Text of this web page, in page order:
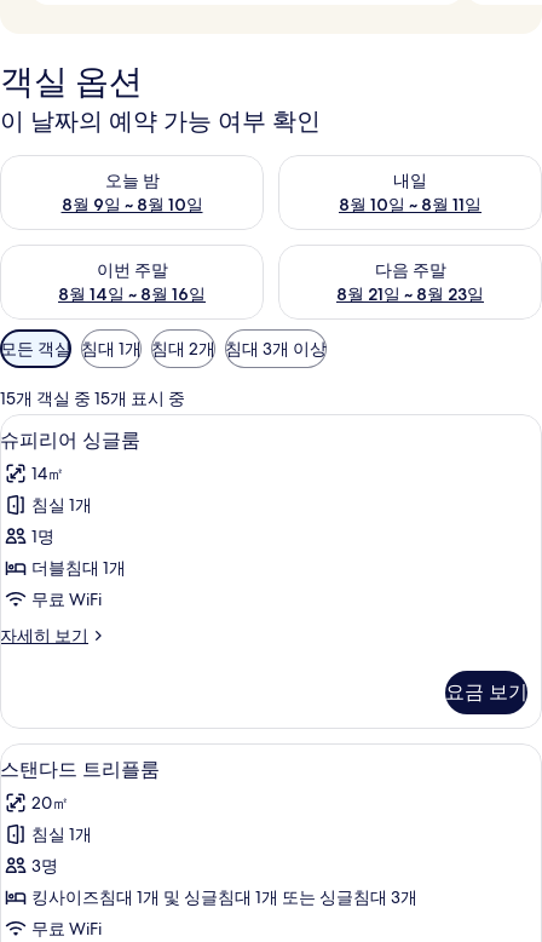
객실 옵션
이 날짜의 예약 가능 여부 확인
오늘 밤
8월 9일 ~ 8월 10일
오늘 밤 예약 가능 여부 확인, 8월 9일 ~ 8월 10일
내일
8월 10일 ~ 8월 11일
내일 예약 가능 여부 확인, 8월
이번 주말
8월 14일 ~ 8월 16일
이번 주말 예약 가능 여부 확인, 8월 14일 ~ 8월 16일
다음 주말
8월 21일 ~ 8월 23일
다음 주말 예약 가능 여부 확인
객
실
에
사
용
가
능
한
터
모든 객실 침대 1개 침대 2개 침대 3개 이상
15개 객실 중 15개 표시 중
슈
피
리
어
싱
글
사
모
두
보
기
고급 침구, 필로우탑 침대, 객실 내 금고
5
슈피리어 싱글룸
14㎡
침실 1개
1명
더블침대 1개
무료 WiFi
자세히 보기
슈
싱
글
룸
세
히
보
기
요금 보기
스
탠
다
드
트
리
스탠다드 트리플룸 | 고급 침구, 필로
4
스탠다드 트리플룸
20㎡
침실 1개
3명
킹사이즈침대 1개 및 싱글침대 1개 또는 싱글침대 3개
무료 WiFi